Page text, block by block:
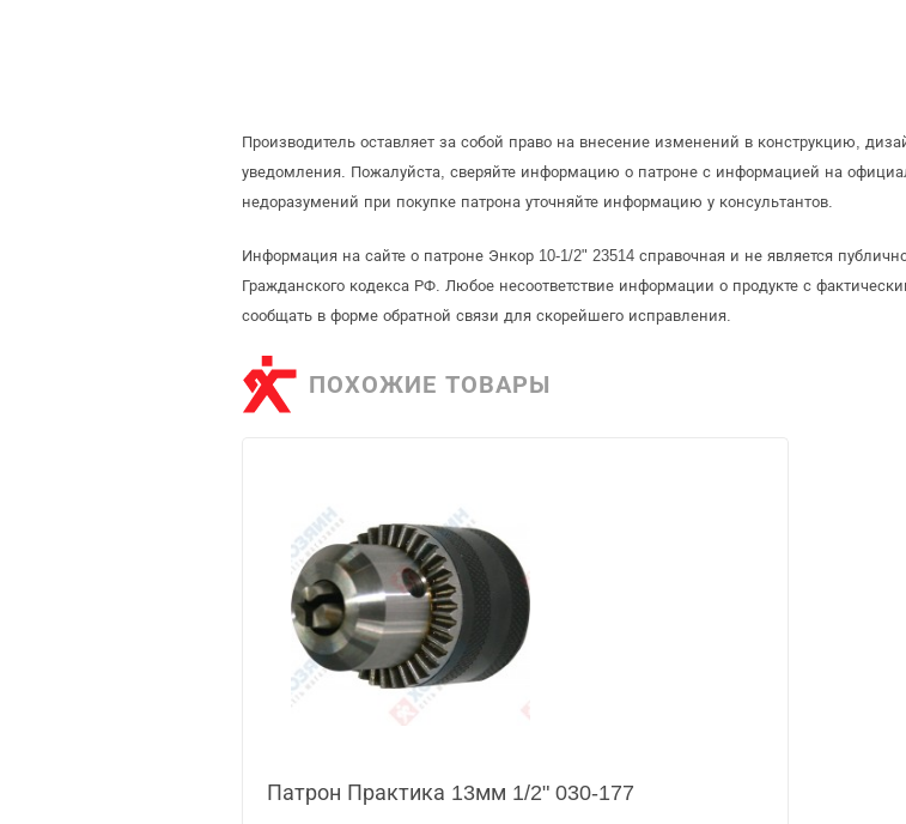
Производитель оставляет за собой право на внесение изменений в конструкцию,
уведомления. Пожалуйста, сверяйте информацию о патроне с информацией на
недоразумений при покупке патрона уточняйте информацию у консультантов.
Информация на сайте о патроне Энкор 10-1/2" 23514 справочная и не является
Гражданского кодекса РФ. Любое несоответствие информации о продукте с
сообщать в форме обратной связи для скорейшего исправления.
ПОХОЖИЕ ТОВАРЫ
Патрон Практика 13мм 1/2" 030-177